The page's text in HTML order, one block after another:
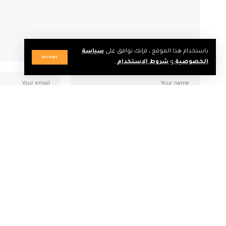
باستخدام هذا الموقع ، فإنك توافق على سياسة
الخصوصيةو شروط الاستخدام.
Accept